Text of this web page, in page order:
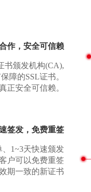
作，安全可信赖
书颁发机构(CA),
障的SSL证书。
正安全可信赖。
签发，免费重签
1~3天快速颁发
户可以免费重签
期一致的新证书